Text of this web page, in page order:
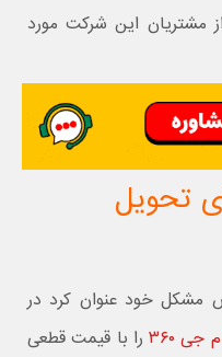
مشتریان این شرکت مورد
تحویل
مشکل خود عنوان کرد در
جی ۳۶۰
را با قیمت قطعی